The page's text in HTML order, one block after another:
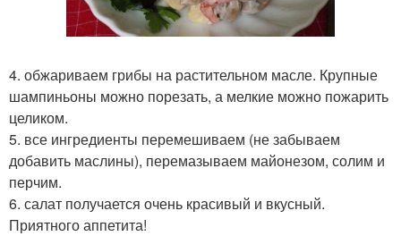
4. обжариваем грибы на растительном масле. Крупные
шампиньоны можно порезать, а мелкие можно пожарить
целиком.
5. все ингредиенты перемешиваем (не забываем
добавить маслины), перемазываем майонезом, солим и
перчим.
6. салат получается очень красивый и вкусный.
Приятного аппетита!